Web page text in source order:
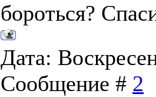
бороться?
Дата:
Сообщение # 2